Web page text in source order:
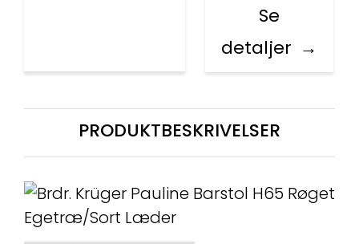
Se
detaljer
PRODUKTBESKRIVELSER